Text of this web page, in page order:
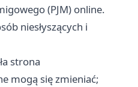
(PJM) online.
niesłyszących i
strona
mogą się zmieniać;